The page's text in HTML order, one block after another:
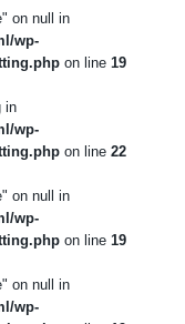
on null in
wp-
on line 19
in
wp-
on line 22
on null in
wp-
on line 19
on null in
wp-